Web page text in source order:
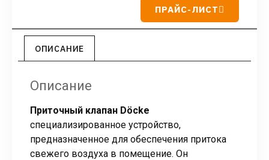
ПРАЙС-ЛИСТ
ОПИСАНИЕ
Описание
Приточный клапан Döcke
cпециализированное устройство,
предназначенное для обеспечения притока
свежего воздуха в помещение. Он